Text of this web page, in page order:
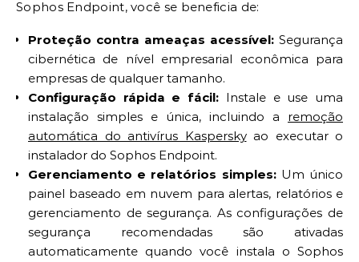
Sophos Endpoint, você se beneficia de:
Proteção contra ameaças acessível: Segurança
cibernética de nível empresarial econômica para
empresas de qualquer tamanho.
Configuração rápida e fácil: Instale e use uma
instalação simples e única, incluindo a remoção
automática do antivírus Kasperskyao executar o
instalador do Sophos Endpoint.
Gerenciamento e relatórios simples:Um único
painel baseado em nuvem para alertas, relatórios e
gerenciamento de segurança. As configurações de
segurança recomendadas são ativadas
automaticamente quando você instala o Sophos